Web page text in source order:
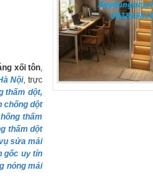
xối tôn,
Nội, trực
thấm dột,
chống dột
thấm
thấm dột
sửa mái
gốc uy tín
nóng mái